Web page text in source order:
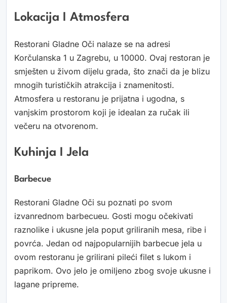
Lokacija I Atmosfera
Restorani Gladne Oči nalaze se na adresi
Korčulanska 1 u Zagrebu, u 10000. Ovaj restoran je
smješten u živom dijelu grada, što znači da je blizu
mnogih turističkih atrakcija i znamenitosti.
Atmosfera u restoranu je prijatna i ugodna, s
vanjskim prostorom koji je idealan za ručak ili
večeru na otvorenom.
Kuhinja I Jela
Barbecue
Restorani Gladne Oči su poznati po svom
izvanrednom barbecueu. Gosti mogu očekivati
raznolike i ukusne jela poput griliranih mesa, ribe i
povrća. Jedan od najpopularnijih barbecue jela u
ovom restoranu je grilirani pileći filet s lukom i
paprikom. Ovo jelo je omiljeno zbog svoje ukusne i
lagane pripreme.